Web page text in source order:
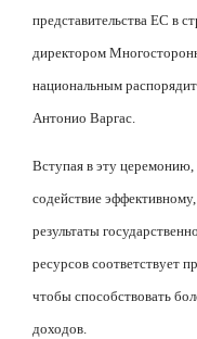
представительства ЕС в
директором
национальным
Антонио Варгас.
Вступая в эту церемонию,
содействие
результаты
ресурсов соответствует
чтобы способствовать
доходов.